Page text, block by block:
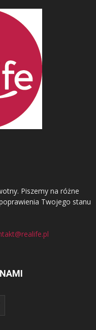
Piszemy na różne
Twojego stanu